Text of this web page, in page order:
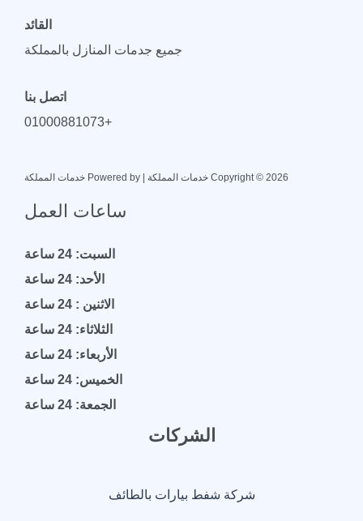
القائد
جميع جدمات المنازل بالمملكة
اتصل بنا
+01000881073
Copyright © 2026 خدمات المملكة | Powered by خدمات المملكة
ساعات العمل
السبت: 24 ساعة
الأحد: 24 ساعة
الاثنين : 24 ساعة
الثلاثاء: 24 ساعة
الأربعاء: 24 ساعة
الخميس: 24 ساعة
الجمعة: 24 ساعة
الشركات
شركة شفط بيارات بالطائف